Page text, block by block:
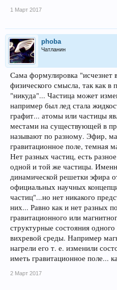
1 Март 2017
phoba
Чатланин
Сама формулировка "исчезнет
физического смысла, так как в
"никуда"... Частица может
например был лед стала
графит... атомы или частицы
местами на существующей в
называют по разному. Эфир,
гравитационное поле, темная
Нет разных частиц, есть
одной и той же частицы.
динамической решетки эфира
официальных научных
частиц"...но нет никакого
них... Равно как и нет разных
гравитационного или
структурные состояния
вихревой среды. Например
нагрели его т. е. изменили
иметь гравитационное поле...
2 Март 2017